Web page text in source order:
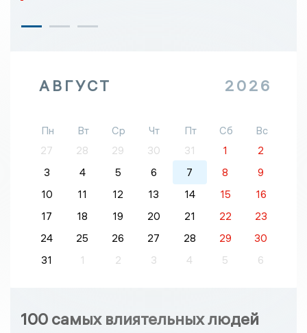
АВГУСТ 2026
Пн Вт Ср Чт Пт Сб
Вс
27
28 29 30 31 1
2
3
4 5 6 7 8
9
10
11 12 13 14 15
16
17
18 19 20 21 22
23
24
25 26 27 28 29
30
31
1 2 3 4 5 6
100 самых влиятельных людей